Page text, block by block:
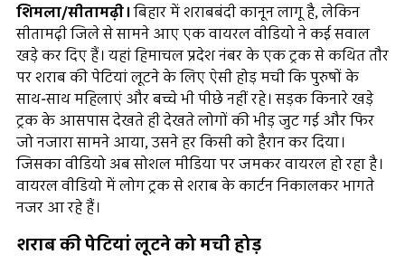
शिमला/सीतामढ़ी।बिहार में शराबबंदी कानून लागू है, लेकिन
सीतामढ़ी जिले से सामने आए एक वायरल वीडियो ने कई सवाल
खड़े कर दिए हैं। यहां हिमाचल प्रदेश नंबर के एक ट्रक से कथित तौर
पर शराब की पेटियां लूटने के लिए ऐसी होड़ मची कि पुरुषों के
साथ-साथ महिलाएं और बच्चे भी पीछे नहीं रहे। सड़क किनारे खड़े
ट्रक के आसपास देखते ही देखते लोगों की भीड़ जुट गई और फिर
जो नजारा सामने आया, उसने हर किसी को हैरान कर दिया।
जिसका वीडियो अब सोशल मीडिया पर जमकर वायरल हो रहा है।
वायरल वीडियो में लोग ट्रक से शराब के कार्टन निकालकर भागते
नजर आ रहे हैं।
शराब की पेटियां लूटने को मची होड़